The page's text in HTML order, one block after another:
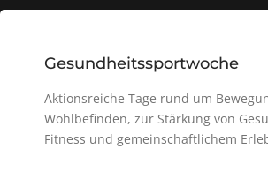
Gesundheitssportwoche
Aktionsreiche Tage rund um
Wohlbefinden, zur Stärkung von
Fitness und gemeinschaftlichem